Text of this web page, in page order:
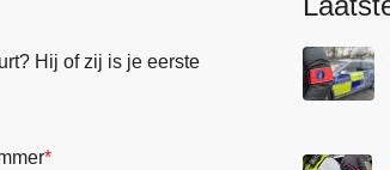
Hij of zij is je eerste